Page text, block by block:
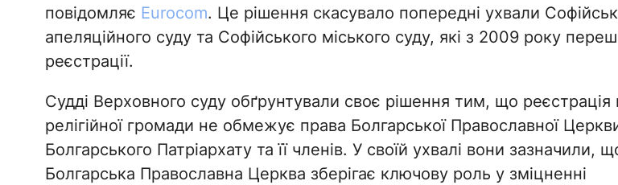
повідомляє Еurоcom. Це рішення скасувало попередні ухвали
апеляційного суду та Софійського міського суду, які з 2009 року
реєстрації.
Судді Верховного суду обґрунтували своє рішення тим, що реєстрація
релігійної громади не обмежує права Болгарської Православної
Болгарського Патріархату та її членів. У своїй ухвалі вони зазначили,
Болгарська Православна Церква зберігає ключову роль у зміцненні